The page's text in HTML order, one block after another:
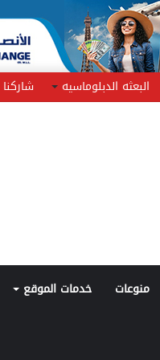
البعثه الدبلوماسيه شاركنا
منوعات خدمات الموقع